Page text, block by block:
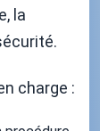
la
charge :